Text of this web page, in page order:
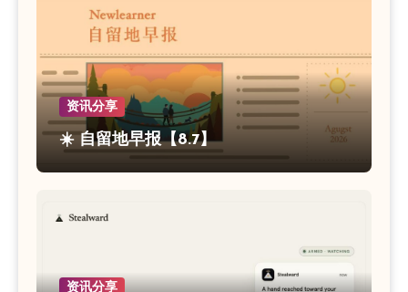
资讯分享
☀️ 自留地早报【8.7】
资讯分享